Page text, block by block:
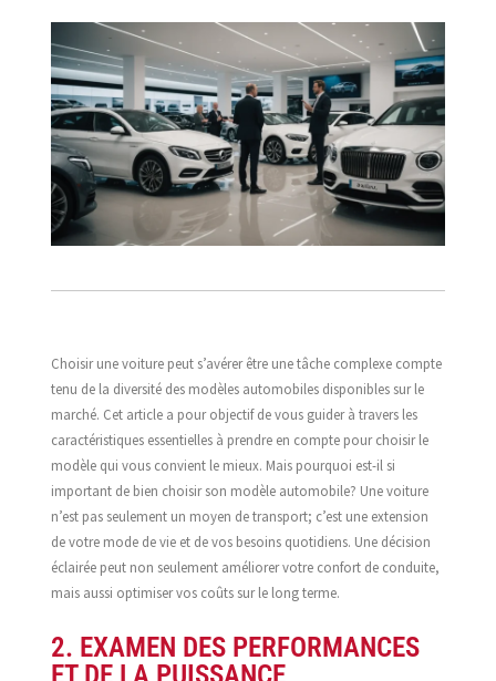
Choisir une voiture peut s’avérer être une tâche complexe compte
tenu de la diversité des modèles automobiles disponibles sur le
marché. Cet article a pour objectif de vous guider à travers les
caractéristiques essentielles à prendre en compte pour choisir le
modèle qui vous convient le mieux. Mais pourquoi est-il si
important de bien choisir son modèle automobile? Une voiture
n’est pas seulement un moyen de transport; c’est une extension
de votre mode de vie et de vos besoins quotidiens. Une décision
éclairée peut non seulement améliorer votre confort de conduite,
mais aussi optimiser vos coûts sur le long terme.
2. EXAMEN DES PERFORMANCES
ET DE LA PUISSANCE